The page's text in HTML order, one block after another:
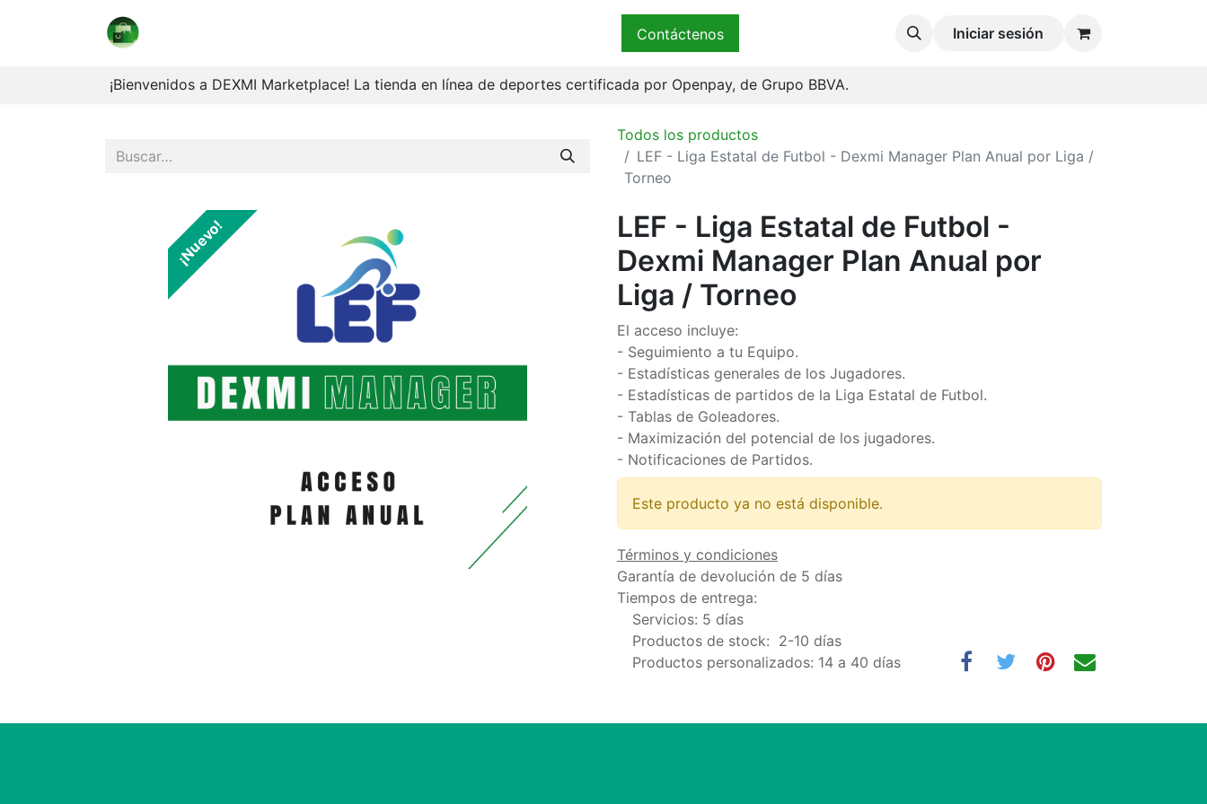
Contáctenos Iniciar sesión
¡Bienvenidos a DEXMI Marketplace! La tienda en línea de deportes certificada por Openpay, de Grupo BBVA.
Todos los productos
LEF - Liga Estatal de Futbol - Dexmi Manager Plan Anual por Liga /
Torneo
¡Nuevo!
LEF - Liga Estatal de Futbol -
Dexmi Manager Plan Anual por
Liga / Torneo
El acceso incluye:
- Seguimiento a tu Equipo.
- Estadísticas generales de los Jugadores.
- Estadísticas de partidos de la Liga Estatal de Futbol.
- Tablas de Goleadores.
- Maximización del potencial de los jugadores.
- Notificaciones de Partidos.
Este producto ya no está disponible.
Términos y condiciones
Garantía de devolución de 5 días
Tiempos de entrega:
​Servicios: 5 días
​Productos de stock: 2-10 días
​Productos personalizados: 14 a 40 días